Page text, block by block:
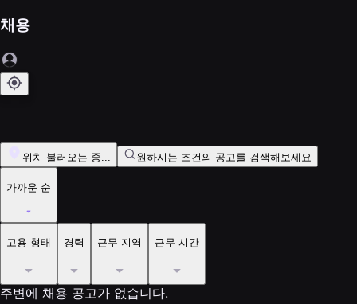
채용
위치 불러오는 중... 원하시는 조건의 공고를 검색해보세요
가까운 순
고용 형태 경력 근무 지역 근무 시간
주변에 채용 공고가 없습니다.